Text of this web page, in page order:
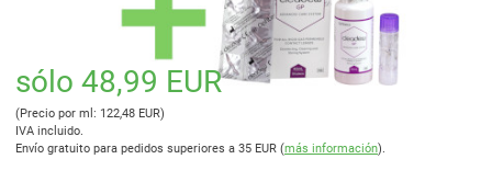
sólo 48,99 EUR
(Precio por ml: 122,48 EUR)
IVA incluido.
Envío gratuito para pedidos superiores a 35 EUR (más información).